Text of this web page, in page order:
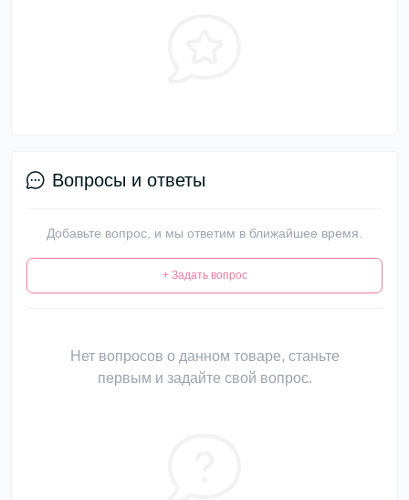
Вопросы и ответы
Добавьте вопрос, и мы ответим в ближайшее время.
+ Задать вопрос
Нет вопросов о данном товаре, станьте
первым и задайте свой вопрос.